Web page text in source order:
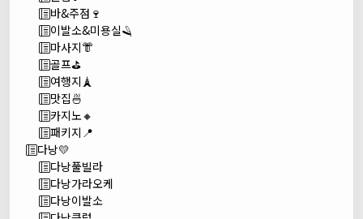
바&주점🍷
이발소&미용실🪒
마사지👘
골프⛳
여행지🗼
맛집🍜
카지노🔸
패키지📍
다낭💛
다낭풀빌라
다낭가라오케
다낭이발소